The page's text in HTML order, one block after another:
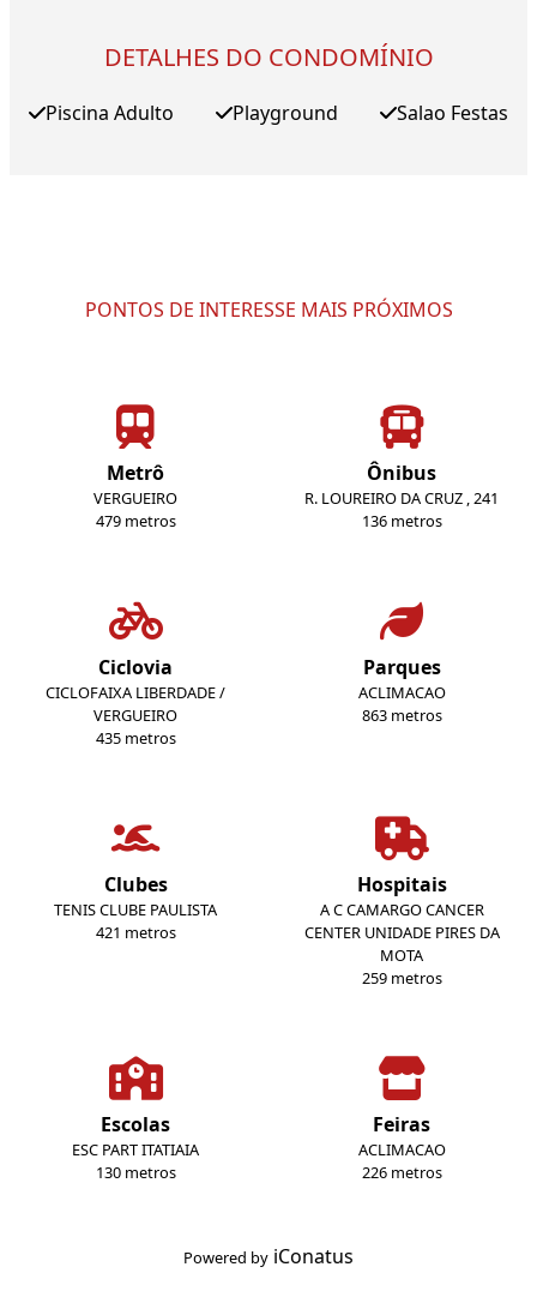
DETALHES DO CONDOMÍNIO
Piscina Adulto Playground Salao Festas
PONTOS DE INTERESSE MAIS PRÓXIMOS
Metrô
VERGUEIRO
479 metros
Ônibus
R. LOUREIRO DA CRUZ , 241
136 metros
Ciclovia
CICLOFAIXA LIBERDADE /
VERGUEIRO
435 metros
Parques
ACLIMACAO
863 metros
Clubes
TENIS CLUBE PAULISTA
421 metros
Hospitais
A C CAMARGO CANCER
CENTER UNIDADE PIRES DA
MOTA
259 metros
Escolas
ESC PART ITATIAIA
130 metros
Feiras
ACLIMACAO
226 metros
Powered by iConatus